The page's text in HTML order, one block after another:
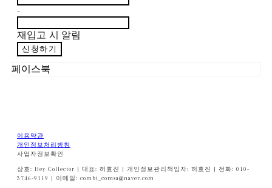
-
재입고 시 알림
신청하기
페이스북
이용약관
개인정보처리방침
사업자정보확인
상호: Hey Collector | 대표: 허효진 | 개인정보관리책임자: 허효진 | 전화: 010-
3746-9119 | 이메일: combi_comsa@naver.com